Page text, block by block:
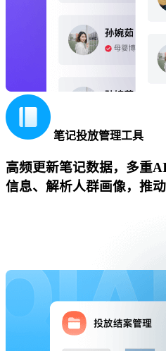
笔记投放管理工具
高频更新笔记数据，多重
信息、解析人群画像，推动